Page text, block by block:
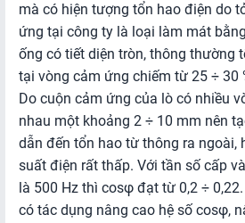
mà có hiện tượng tổn hao điện do
ứng tại công ty là loại làm mát
ống có tiết diện tròn, thông thường
tại vòng cảm ứng chiếm từ 25 ÷ 30
Do cuộn cảm ứng của lò có nhiều
nhau một khoảng 2 ÷ 10 mm nên
dẫn đến tổn hao từ thông ra ngoài,
suất điện rất thấp. Với tần số cấp
là 500 Hz thì cosφ đạt từ 0,2 ÷
có tác dụng nâng cao hệ số cosφ,